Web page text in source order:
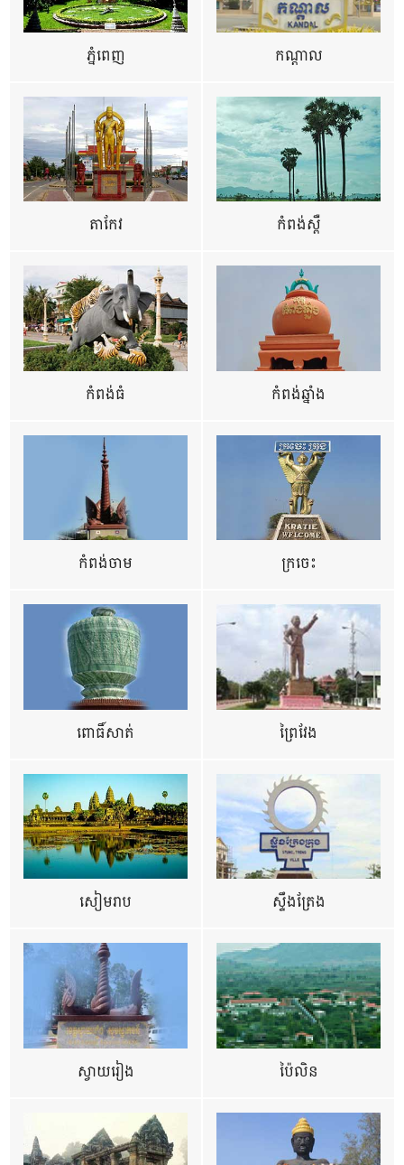
ភ្នំពេញ កណ្តាល
តាកែវ កំពង់ស្ពឺ
កំពង់ធំ កំពង់ឆ្នាំង
កំពង់ចាម ក្រចេះ
ពោធិ៍សាត់ ព្រៃវែង
សៀមរាប ស្ទឹងត្រែង
ស្វាយរៀង ប៉ៃលិន